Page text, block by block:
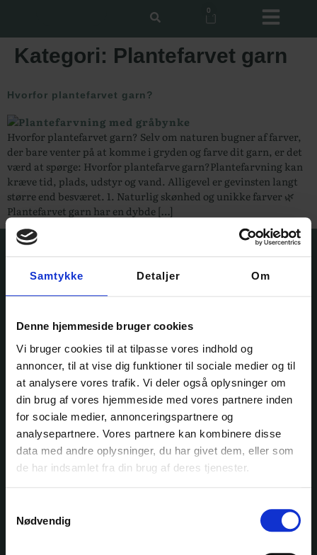
Samtykke Detaljer Om
Denne hjemmeside bruger cookies
Vi bruger cookies til at tilpasse vores indhold og
annoncer, til at vise dig funktioner til sociale medier og til
at analysere vores trafik. Vi deler også oplysninger om
din brug af vores hjemmeside med vores partnere inden
for sociale medier, annonceringspartnere og
analysepartnere. Vores partnere kan kombinere disse
data med andre oplysninger, du har givet dem, eller som
de har indsamlet fra din brug af deres tjenester.
Nødvendig
0
Kategori: Plantefarvet garn
Hvorfor plantefarvet garn?
Hvorfor plantefarvet garn? Selv om naturen bugner af farver,
der bare venter på at komme i gryden og farve dit garn, er det
værd at spørge: Hvorfor plantefarve garn?Plantefarvning kan
kræve tid, plads, udstyr og vand. Alligevel er gevinsten langt
større end besværet. 1. Naturlig skønhed og unikke farver 🌿
Plantefarvet garn har en dybde […]
Ole Rømers Vej 60
2630 Taastrup
30 82 76 30
kontakt@garnfryd.dk